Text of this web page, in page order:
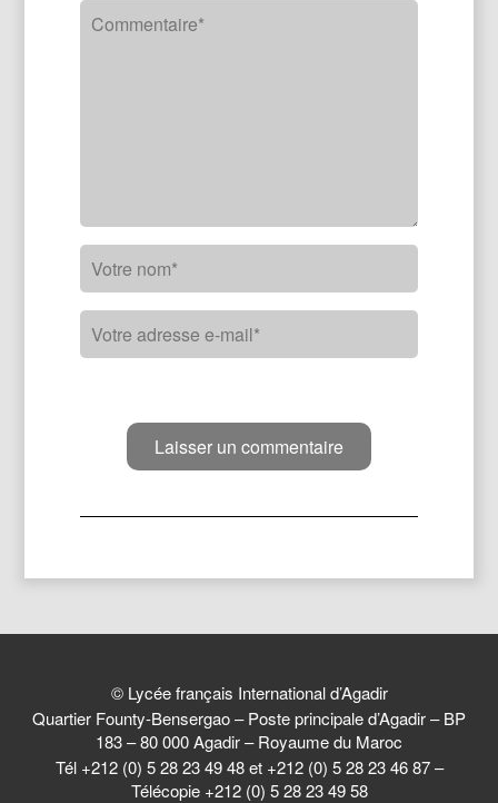
© Lycée français International d’Agadir
Quartier Founty-Bensergao – Poste principale d’Agadir – BP
183 – 80 000 Agadir – Royaume du Maroc
Tél +212 (0) 5 28 23 49 48 et +212 (0) 5 28 23 46 87 –
Télécopie +212 (0) 5 28 23 49 58